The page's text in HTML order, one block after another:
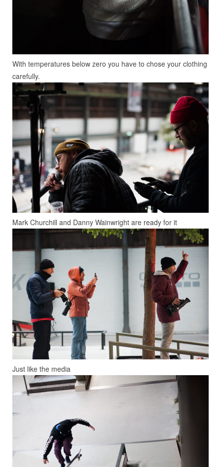
With temperatures below zero you have to chose your clothing
carefully.
Mark Churchill and Danny Wainwright are ready for it
Just like the media